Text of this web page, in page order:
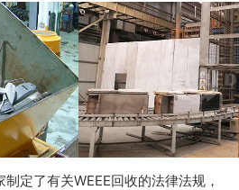
定了有关WEEE回收的法律法规，